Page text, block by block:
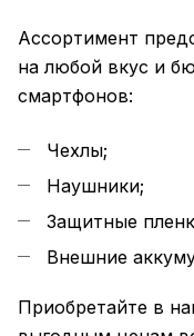
Ассортимент
на любой вкус и
смартфонов:
Чехлы;
Наушники;
Защитные
Внешние
Приобретайте в